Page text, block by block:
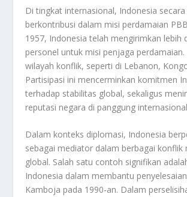
Di tingkat internasional, Indonesia
berkontribusi dalam misi perdamaian
1957, Indonesia telah mengirimkan lebih
personel untuk misi penjaga perdamaian.
wilayah konflik, seperti di Lebanon,
Partisipasi ini mencerminkan komitmen
terhadap stabilitas global, sekaligus
reputasi negara di panggung
Dalam konteks diplomasi, Indonesia
sebagai mediator dalam berbagai konflik
global. Salah satu contoh signifikan
Indonesia dalam membantu
Kamboja pada 1990-an. Dalam